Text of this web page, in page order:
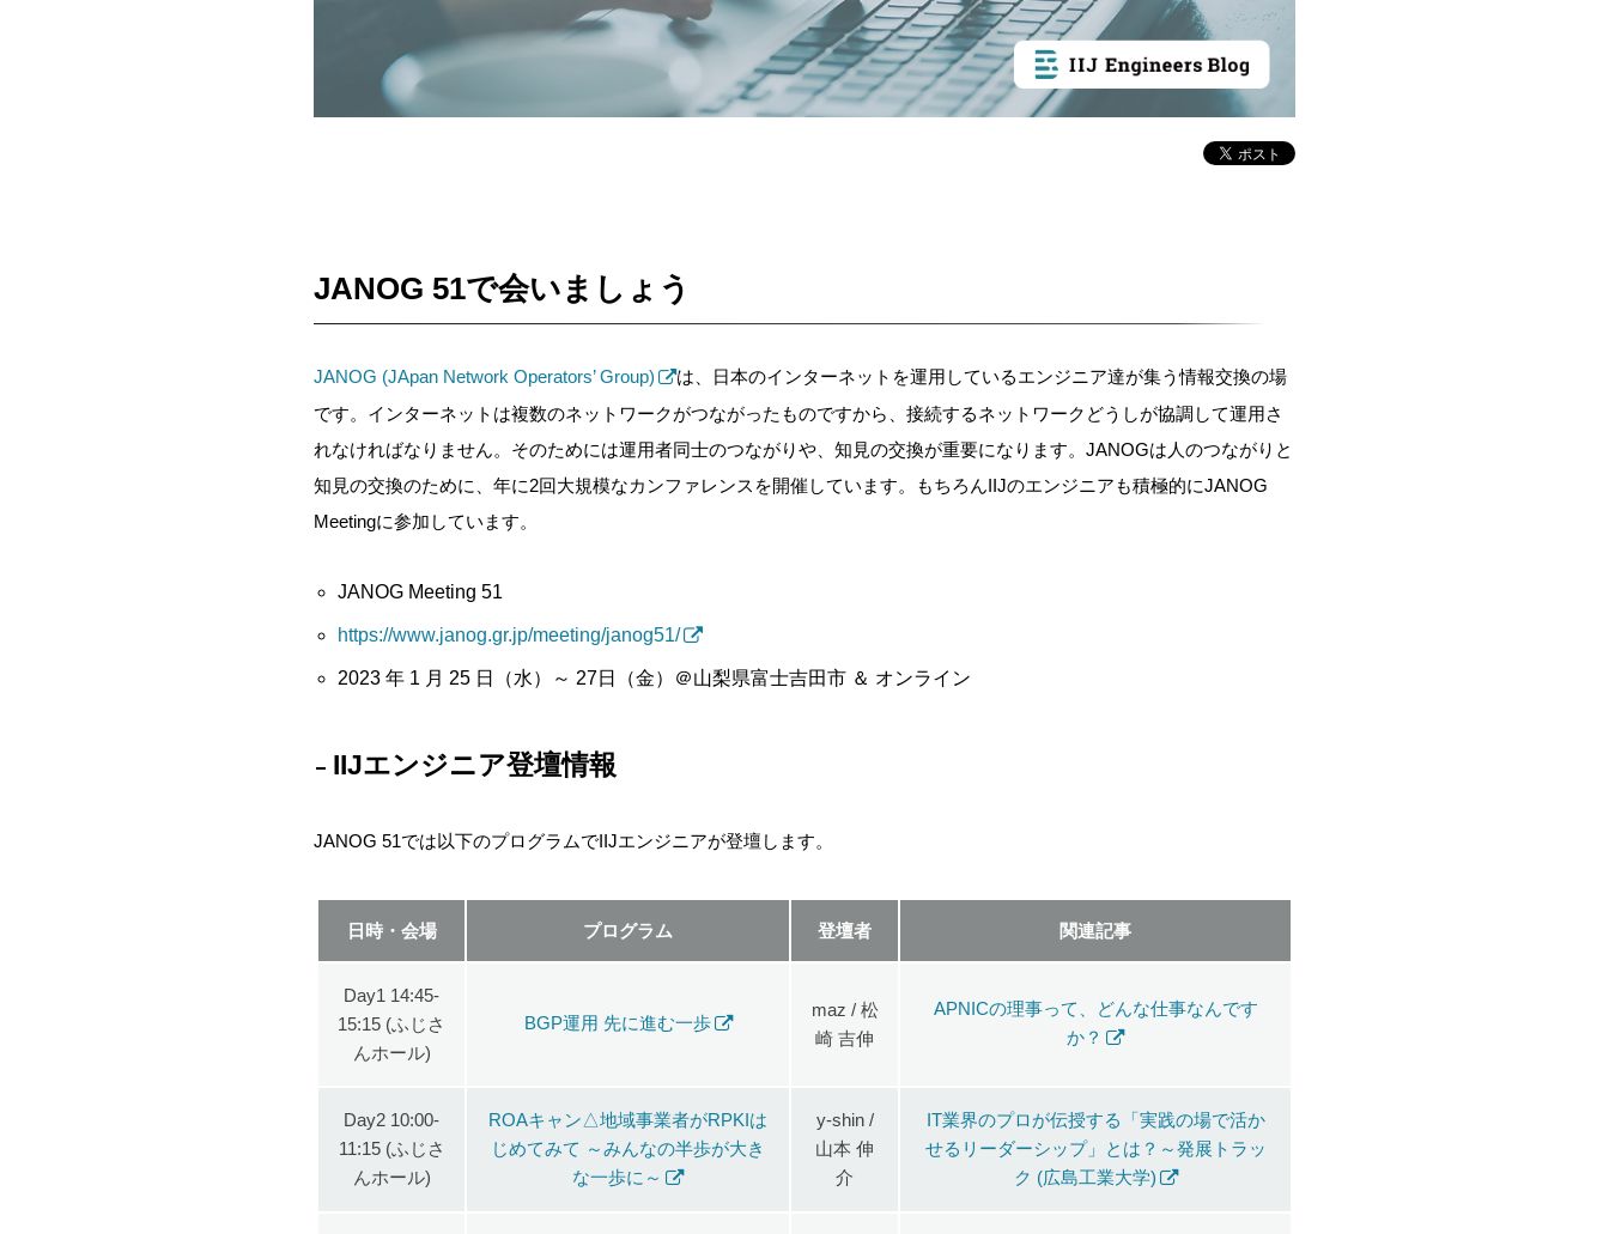
JANOG 51で会いましょう
JANOG (JApan Network Operators’ Group)
は、日本のインターネットを運用しているエンジニア達が集う情報交換の場
です。インターネットは複数のネットワークがつながったものですから、接続するネットワークどうしが協調して運用さ
れなければなりません。そのためには運用者同士のつながりや、知見の交換が重要になります。JANOGは人のつながりと
知見の交換のために、年に2回大規模なカンファレンスを開催しています。もちろんIIJのエンジニアも積極的にJANOG
Meetingに参加しています。
JANOG Meeting 51
https://www.janog.gr.jp/meeting/janog51/
2023 年 1 月 25 日（水）～ 27日（金）＠山梨県富士吉田市 ＆ オンライン
IIJエンジニア登壇情報
JANOG 51では以下のプログラムでIIJエンジニアが登壇します。
日時・会場 プログラム 登壇者 関連記事
Day1 14:45-
15:15 (ふじさ
んホール)
BGP運用 先に進む一歩
maz / 松
崎 吉伸
APNICの理事って、どんな仕事なんです
か？
Day2 10:00-
11:15 (ふじさ
んホール)
ROAキャン△地域事業者がRPKIは
じめてみて ～みんなの半歩が大き
な一歩に～
y-shin /
山本 伸
介
IT業界のプロが伝授する「実践の場で活か
せるリーダーシップ」とは？～発展トラッ
ク (広島工業大学)